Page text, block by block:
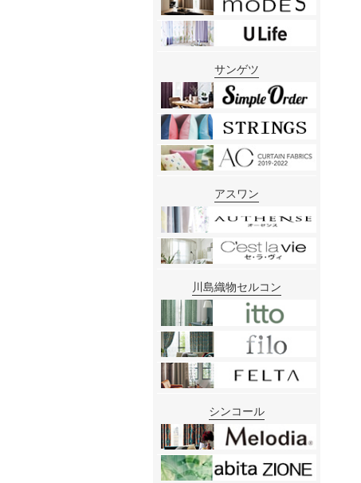
サンゲツ
アスワン
川島織物セルコン
シンコール